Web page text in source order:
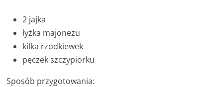
2 jajka
łyżka majonezu
kilka rzodkiewek
pęczek szczypiorku
Sposób przygotowania: